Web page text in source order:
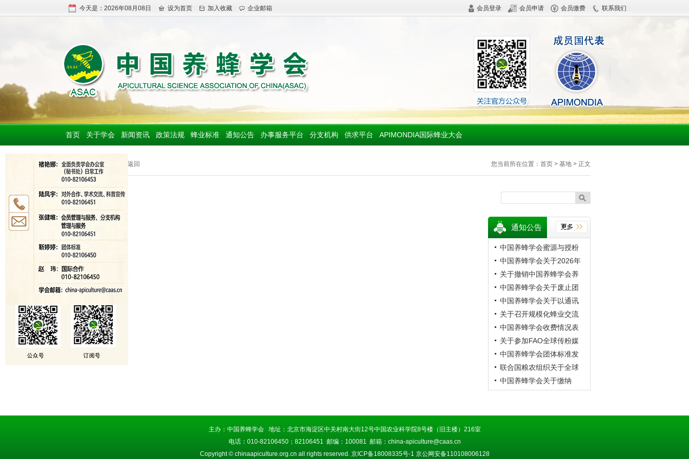
今天是：2026年08月08日 设为首页 加入收藏 企业邮箱 会员登录 会员申请 会员缴费 联系我们
首页 关于学会 新闻资讯 政策法规 蜂业标准 通知公告 办事服务平台 分支机构 供求平台 APIMONDIA国际蜂业大会
基地 >> 返回 您当前所在位置： 首页 > 基地 > 正文
通知公告
中国养蜂学会蜜源与授粉
专业委员会第20次蜜蜂授
粉学术交流会暨向日葵授
粉现场观摩会通知 （第二
轮）
中国养蜂学会关于2026年
学术年会的预通知
关于撤销中国养蜂学会养
蜂者专业委员会的公告
中国养蜂学会关于废止团
体标准《成熟蜂蜜》的公
告
中国养蜂学会关于以通讯
方式召开第九届第四次理
事会的通知
关于召开规模化蜂业交流
观摩会的通知
中国养蜂学会收费情况表
关于参加FAO全球传粉媒
介平台研讨会的通知
中国养蜂学会团体标准发
布公告
联合国粮农组织关于全球
传粉媒介平台研讨会的通
中国养蜂学会关于缴纳
主办：中国养蜂学会 地址：北京市海淀区中关村南大街12号中国农业科学院8号楼（旧主楼）216室
电话：010-82106450；82106451 邮编：100081 邮箱：china-apiculture@caas.cn
Copyright © chinaapiculture.org.cn all rights reserved. 京ICP备18008335号-1 京公网安备110108006128